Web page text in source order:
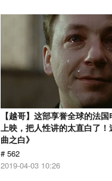
【越哥】这部享誉全球的法
上映，把人性讲的太直白了
曲之白》
# 562
2019-04-03 10:26